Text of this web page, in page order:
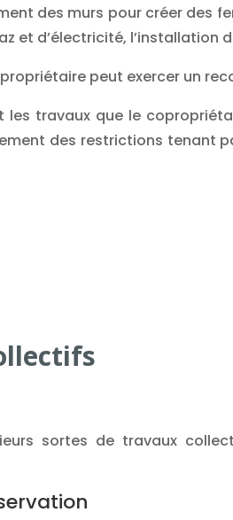
des murs pour créer des
et d’électricité, l’installation
peut exercer un
les travaux que le
des restrictions tenant
sortes de travaux